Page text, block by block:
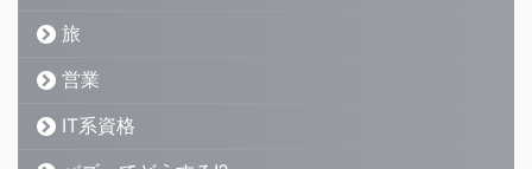
旅
営業
IT系資格